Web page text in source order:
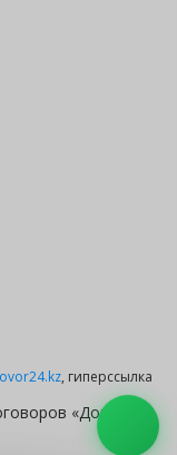
, гиперссылка
«Договор